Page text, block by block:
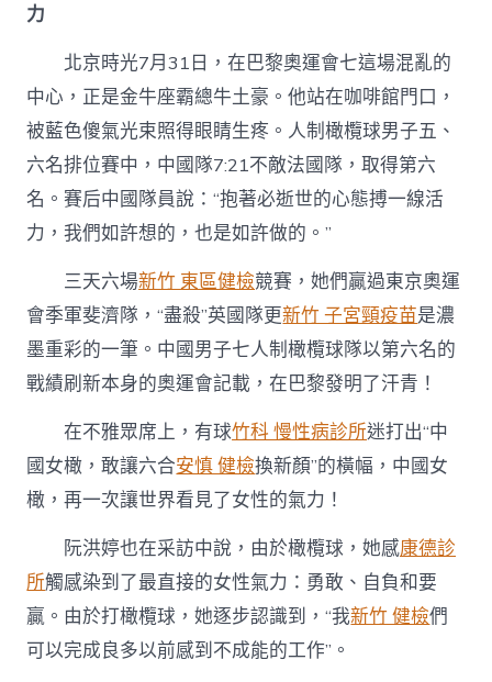
力
北京時光7月31日，在巴黎奧運會七這場混亂的
中心，正是金牛座霸總牛土豪。他站在咖啡館門口，
被藍色傻氣光束照得眼睛生疼。人制橄欖球男子五、
六名排位賽中，中國隊7:21不敵法國隊，取得第六
名。賽后中國隊員說：“抱著必逝世的心態搏一線活
力，我們如許想的，也是如許做的。”
三天六場新竹 東區健檢競賽，她們贏過東京奧運
會季軍斐濟隊，“盡殺”英國隊更新竹 子宮頸疫苗是濃
墨重彩的一筆。中國男子七人制橄欖球隊以第六名的
戰績刷新本身的奧運會記載，在巴黎發明了汗青！
在不雅眾席上，有球竹科 慢性病診所迷打出“中
國女橄，敢讓六合安慎 健檢換新顏”的橫幅，中國女
橄，再一次讓世界看見了女性的氣力！
阮洪婷也在采訪中說，由於橄欖球，她感康德診
所觸感染到了最直接的女性氣力：勇敢、自負和要
贏。由於打橄欖球，她逐步認識到，“我新竹 健檢們
可以完成良多以前感到不成能的工作”。